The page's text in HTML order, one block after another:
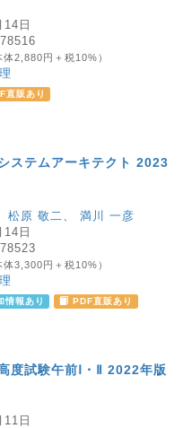
日
体2,880円＋税10%）
直販あり
ステムアーキテクト 2023
松原 敬二、 満川 一彦
日
体3,300円＋税10%）
情報あり PDF直販あり
度試験午前Ⅰ・Ⅱ 2022年版
日